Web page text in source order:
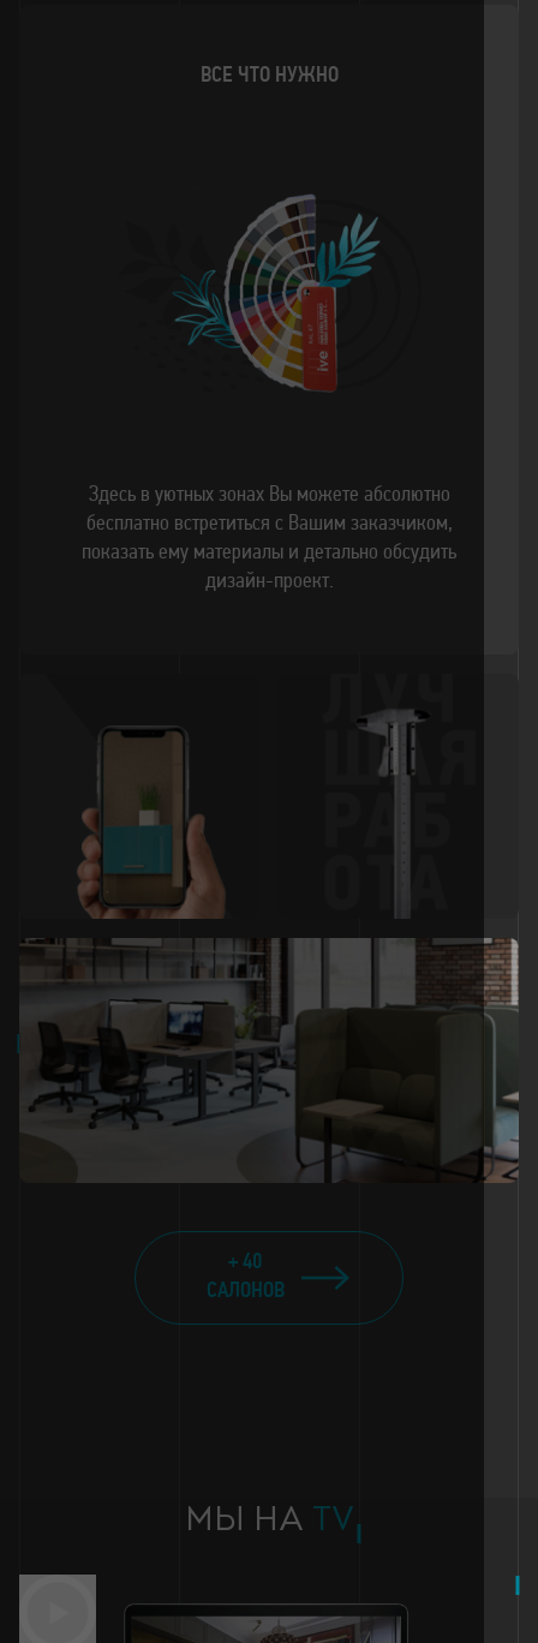
ВСЕ ЧТО НУЖНО
Здесь в уютных зонах Вы можете абсолютно
бесплатно встретиться с Вашим заказчиком,
показать ему материалы и детально обсудить
дизайн-проект.
+ 40
САЛОНОВ
МЫ НА TV